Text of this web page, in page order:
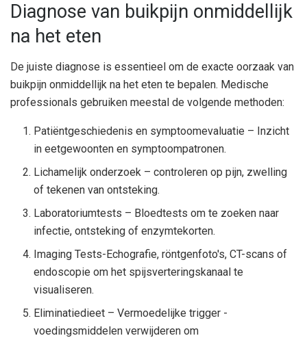
Diagnose van buikpijn onmiddellijk
na het eten
De juiste diagnose is essentieel om de exacte oorzaak van
buikpijn onmiddellijk na het eten te bepalen. Medische
professionals gebruiken meestal de volgende methoden:
Patiëntgeschiedenis en symptoomevaluatie – Inzicht
in eetgewoonten en symptoompatronen.
Lichamelijk onderzoek – controleren op pijn, zwelling
of tekenen van ontsteking.
Laboratoriumtests – Bloedtests om te zoeken naar
infectie, ontsteking of enzymtekorten.
Imaging Tests-Echografie, röntgenfoto's, CT-scans of
endoscopie om het spijsverteringskanaal te
visualiseren.
Eliminatiedieet – Vermoedelijke trigger -
voedingsmiddelen verwijderen om